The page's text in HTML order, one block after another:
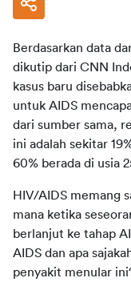
Berdasarkan data
dikutip dari CNN
kasus baru
untuk AIDS
dari sumber sama,
ini adalah sekitar
60% berada di usia
HIV/AIDS memang
mana ketika
berlanjut ke tahap
AIDS dan apa
penyakit menular